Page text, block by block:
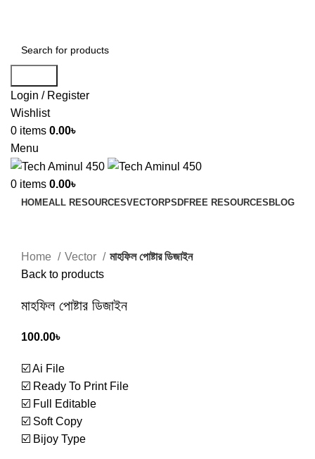
Login / Register
Wishlist
0 items 0.00৳
Menu
0 items 0.00৳
HOMEALL RESOURCESVECTORPSDFREE RESOURCES BLOG
Home
Vector
মাহফিল পোষ্টার ডিজাইন
Back to products
মাহফিল পোষ্টার ডিজাইন
100.00৳
☑️ Ai File
☑️ Ready To Print File
☑️ Full Editable
☑️ Soft Copy
☑️ Bijoy Type